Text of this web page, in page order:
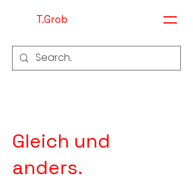
T.Grob
Gleich und
anders.